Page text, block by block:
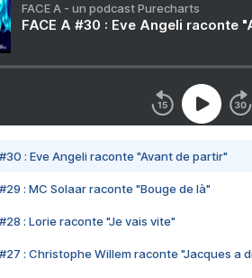
FACE A - un podcast Purecharts
FACE A #30 : Eve Angeli raconte
#30 : Eve Angeli raconte "Avant de partir"
#29 : MC Solaar raconte "Bouge de là"
#28 : Lorie raconte "Je vais vite"
#27 : Christophe Willem raconte "Jacques a